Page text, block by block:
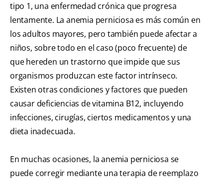
tipo 1, una enfermedad crónica que progresa
lentamente. La anemia perniciosa es más común en
los adultos mayores, pero también puede afectar a
niños, sobre todo en el caso (poco frecuente) de
que hereden un trastorno que impide que sus
organismos produzcan este factor intrínseco.
Existen otras condiciones y factores que pueden
causar deficiencias de vitamina B12, incluyendo
infecciones, cirugías, ciertos medicamentos y una
dieta inadecuada.
En muchas ocasiones, la anemia perniciosa se
puede corregir mediante una terapia de reemplazo